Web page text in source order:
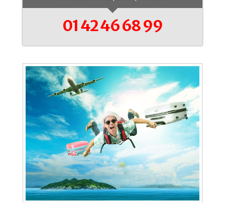
01 42 46 68 99